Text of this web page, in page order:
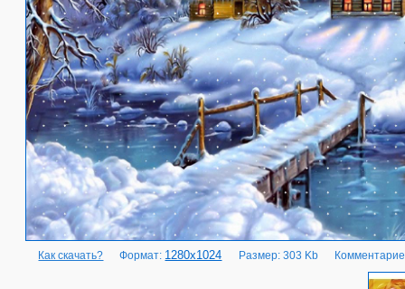
Как скачать? Формат: 1280x1024 Размер: 303 Kb